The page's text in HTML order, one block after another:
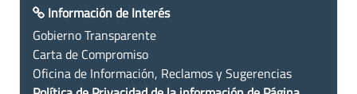
Información de Interés
Gobierno Transparente
Carta de Compromiso
Oficina de Información, Reclamos y Sugerencias